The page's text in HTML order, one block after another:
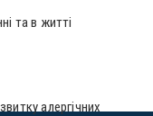
та в житті
алергічних